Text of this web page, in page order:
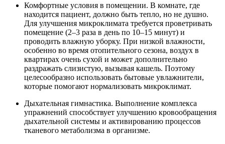
Комфортные условия в помещении. В комнате, где
находится пациент, должно быть тепло, но не душно.
Для улучшения микроклимата требуется проветривать
помещение (2–3 раза в день по 10–15 минут) и
проводить влажную уборку. При низкой влажности,
особенно во время отопительного сезона, воздух в
квартирах очень сухой и может дополнительно
раздражать слизистую, вызывая кашель. Поэтому
целесообразно использовать бытовые увлажнители,
которые помогают нормализовать микроклимат.
Дыхательная гимнастика. Выполнение комплекса
упражнений способствует улучшению кровообращения
дыхательной системы и активированию процессов
тканевого метаболизма в организме.